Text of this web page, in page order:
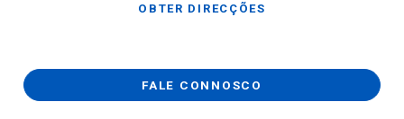
OBTER DIRECÇÕES
FALE CONNOSCO